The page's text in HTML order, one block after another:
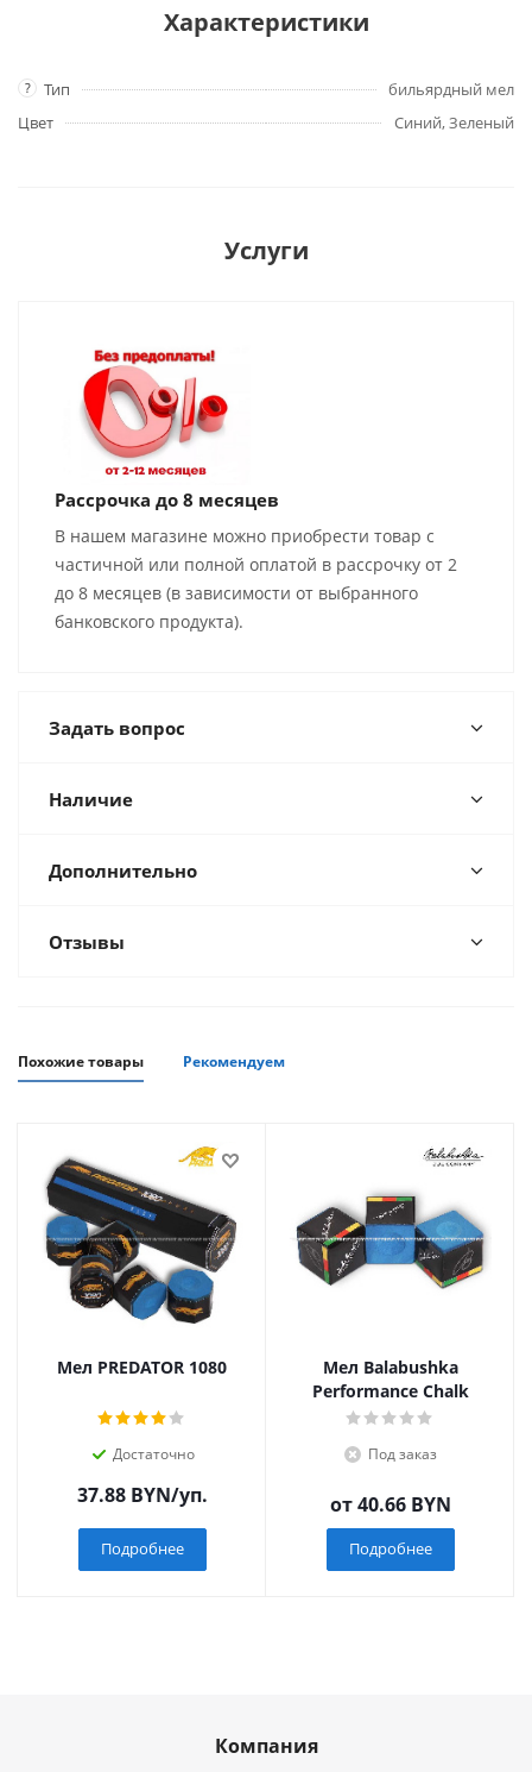
Характеристики
? Тип
бильярдный мел
Цвет
Синий, Зеленый
Услуги
Рассрочка до 8 месяцев
В нашем магазине можно приобрести товар с
частичной или полной оплатой в рассрочку от 2
до 8 месяцев (в зависимости от выбранного
банковского продукта).
Задать вопрос
Наличие
Дополнительно
Отзывы
Похожие товары Рекомендуем
Мел PREDATOR 1080
Достаточно
37.88BYN/уп.
Подробнее
Мел Balabushka
Performance Chalk
Под заказ
от40.66 BYN
Подробнее
Компания